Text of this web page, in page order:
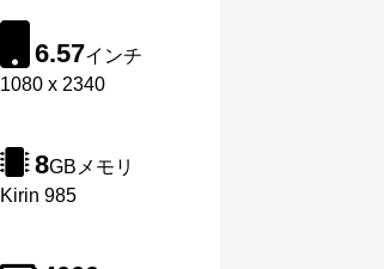
6.57インチ
1080 x 2340
8GBメモリ
Kirin 985